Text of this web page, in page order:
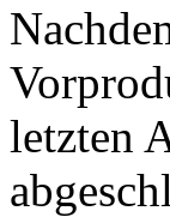
letzten